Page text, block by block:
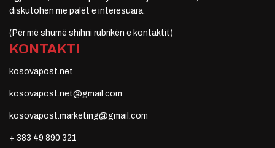
diskutohen me palët e interesuara.
(Për më shumë shihni rubrikën e kontaktit)
KONTAKTI
kosovapost.net
kosovapost.net@gmail.com
kosovapost.marketing@gmail.com
+ 383 49 890 321